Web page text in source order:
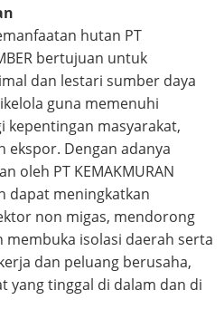
hutan PT
bertujuan untuk
dan lestari sumber daya
guna memenuhi
kepentingan masyarakat,
Dengan adanya
oleh PT KEMAKMURAN
dapat meningkatkan
non migas, mendorong
isolasi daerah serta
dan peluang berusaha,
yang tinggal di dalam dan di